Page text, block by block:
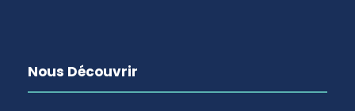
Nous Découvrir